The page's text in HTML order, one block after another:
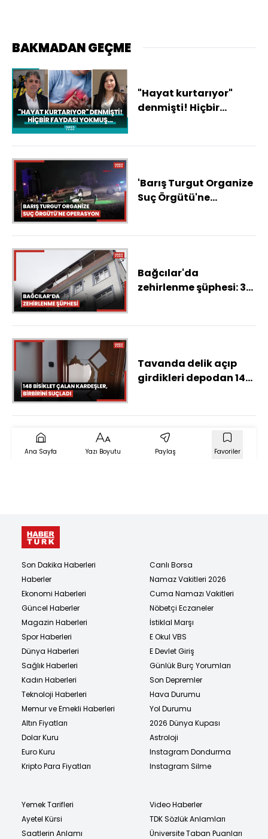
BAKMADAN GEÇME
"Hayat kurtarıyor"
denmişti! Hiçbir
'Barış Turgut Organize
Suç Örgütü'ne
Bağcılar'da
zehirlenme şüphesi: 3
Tavanda delik açıp
girdikleri depodan 148
suçladı
Ana Sayfa Yazı Boyutu Paylaş Favoriler
Son Dakika Haberleri
Haberler
Ekonomi Haberleri
Güncel Haberler
Magazin Haberleri
Spor Haberleri
Dünya Haberleri
Sağlık Haberleri
Kadın Haberleri
Teknoloji Haberleri
Memur ve Emekli Haberleri
Altın Fiyatları
Dolar Kuru
Euro Kuru
Kripto Para Fiyatları
Canlı Borsa
Namaz Vakitleri 2026
Cuma Namazı Vakitleri
Nöbetçi Eczaneler
İstiklal Marşı
E Okul VBS
E Devlet Giriş
Günlük Burç Yorumları
Son Depremler
Hava Durumu
Yol Durumu
2026 Dünya Kupası
Astroloji
Instagram Dondurma
Instagram Silme
Yemek Tarifleri
Ayetel Kürsi
Saatlerin Anlamı
Video Haberler
TDK Sözlük Anlamları
Üniversite Taban Puanları